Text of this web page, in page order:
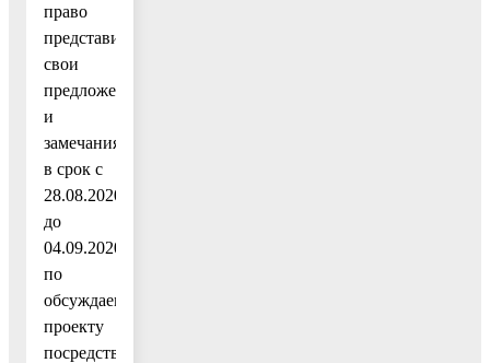
право
представить
свои
предложения
и
замечания
в срок с
28.08.2020
до
04.09.2020
по
обсуждаемому
проекту
посредством: